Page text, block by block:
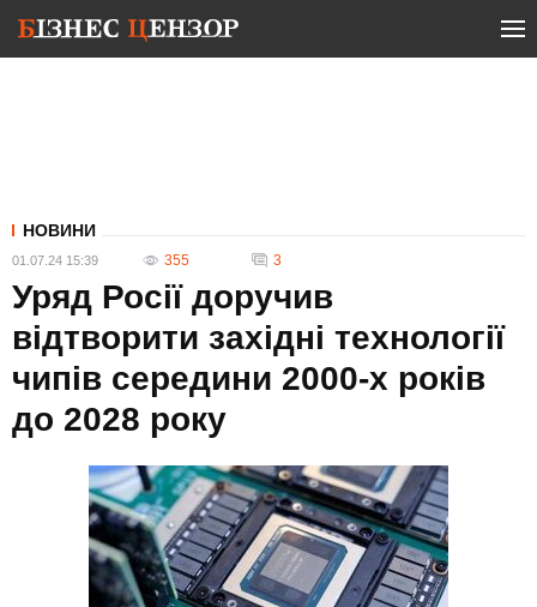
НОВИНИ
01.07.24 15:39 355 3
Уряд Росії доручив
відтворити західні технології
чипів середини 2000-х років
до 2028 року